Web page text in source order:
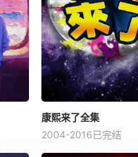
康熙来了全集
2004-2016已完结